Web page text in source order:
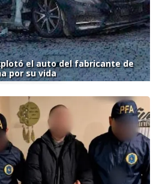
el auto del fabricante de
por su vida